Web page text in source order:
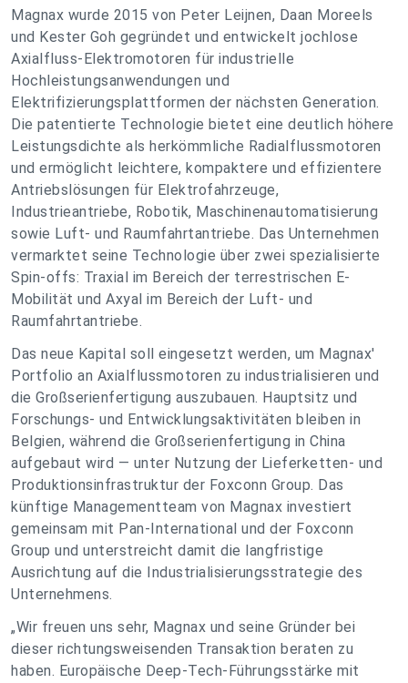
Magnax wurde 2015 von Peter Leijnen, Daan Moreels
und Kester Goh gegründet und entwickelt jochlose
Axialfluss-Elektromotoren für industrielle
Hochleistungsanwendungen und
Elektrifizierungsplattformen der nächsten Generation.
Die patentierte Technologie bietet eine deutlich höhere
Leistungsdichte als herkömmliche Radialflussmotoren
und ermöglicht leichtere, kompaktere und effizientere
Antriebslösungen für Elektrofahrzeuge,
Industrieantriebe, Robotik, Maschinenautomatisierung
sowie Luft- und Raumfahrtantriebe. Das Unternehmen
vermarktet seine Technologie über zwei spezialisierte
Spin-offs: Traxial im Bereich der terrestrischen E-
Mobilität und Axyal im Bereich der Luft- und
Raumfahrtantriebe.
Das neue Kapital soll eingesetzt werden, um Magnax'
Portfolio an Axialflussmotoren zu industrialisieren und
die Großserienfertigung auszubauen. Hauptsitz und
Forschungs- und Entwicklungsaktivitäten bleiben in
Belgien, während die Großserienfertigung in China
aufgebaut wird — unter Nutzung der Lieferketten- und
Produktionsinfrastruktur der Foxconn Group. Das
künftige Managementteam von Magnax investiert
gemeinsam mit Pan-International und der Foxconn
Group und unterstreicht damit die langfristige
Ausrichtung auf die Industrialisierungsstrategie des
Unternehmens.
„Wir freuen uns sehr, Magnax und seine Gründer bei
dieser richtungsweisenden Transaktion beraten zu
haben. Europäische Deep-Tech-Führungsstärke mit